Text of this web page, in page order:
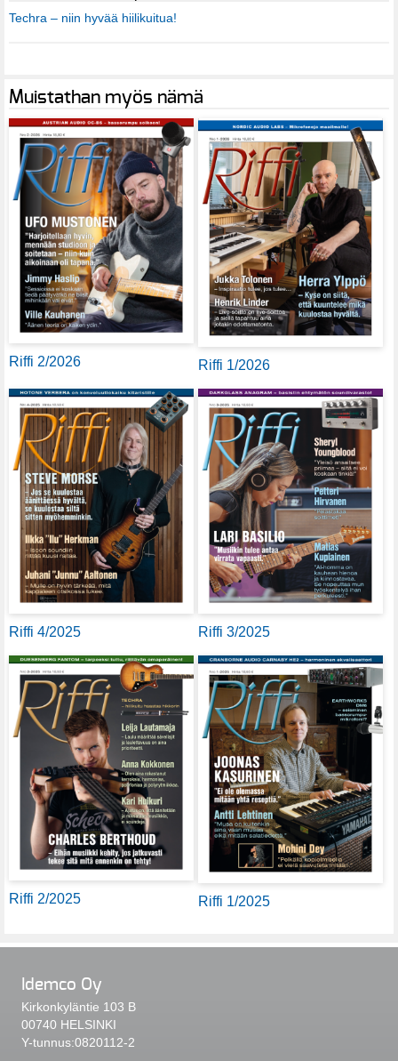
Techra – niin hyvää hiilikuitua!
Muistathan myös nämä
Riffi 2/2026 Riffi 1/2026
Riffi 4/2025 Riffi 3/2025
Riffi 2/2025 Riffi 1/2025
Idemco Oy
Kirkonkyläntie 103 B
00740 HELSINKI
Y-tunnus:0820112-2